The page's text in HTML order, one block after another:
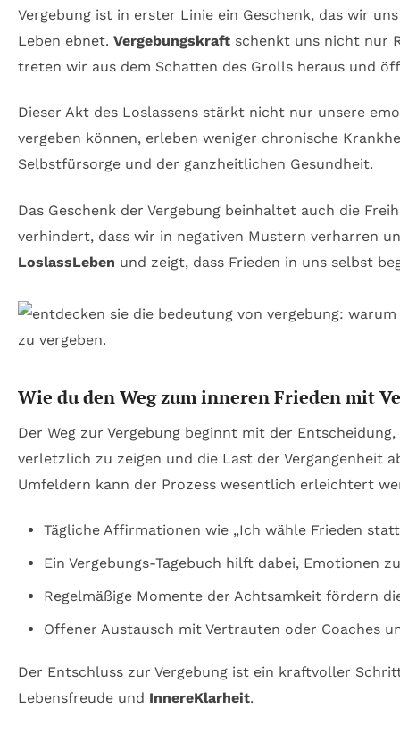
Vergebung ist in erster Linie ein Geschenk, das wir
Leben ebnet. Vergebungskraft schenkt uns nicht nur
treten wir aus dem Schatten des Grolls heraus und
Dieser Akt des Loslassens stärkt nicht nur unsere
vergeben können, erleben weniger chronische
Selbstfürsorge und der ganzheitlichen Gesundheit.
Das Geschenk der Vergebung beinhaltet auch die
verhindert, dass wir in negativen Mustern verharren
LoslassLeben und zeigt, dass Frieden in uns selbst
Wie du den Weg zum inneren Frieden mit
Der Weg zur Vergebung beginnt mit der
verletzlich zu zeigen und die Last der Vergangenheit
Umfeldern kann der Prozess wesentlich erleichtert
Tägliche Affirmationen wie „Ich wähle Frieden
Ein Vergebungs-Tagebuch hilft dabei, Emotionen
Regelmäßige Momente der Achtsamkeit fördern
Offener Austausch mit Vertrauten oder Coaches
Der Entschluss zur Vergebung ist ein kraftvoller
Lebensfreude und InnereKlarheit.